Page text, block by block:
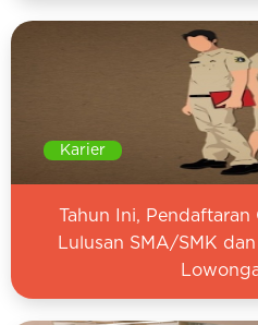
Karier
Tahun Ini,
Lulusan SMA/SMK